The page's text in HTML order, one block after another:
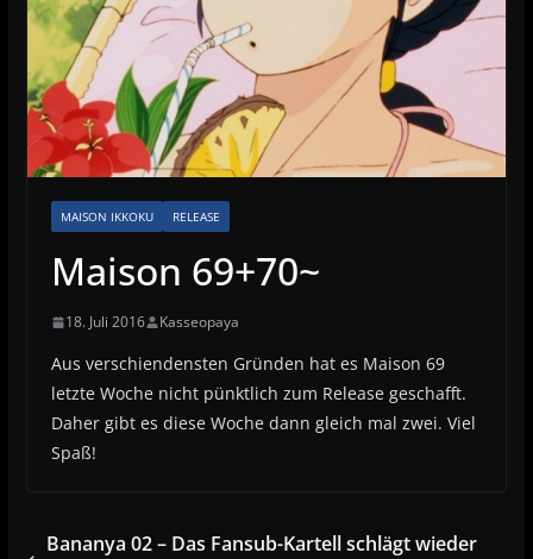
MAISON IKKOKU RELEASE
Maison 69+70~
18. Juli 2016 Kasseopaya
Aus verschiendensten Gründen hat es Maison 69
letzte Woche nicht pünktlich zum Release geschafft.
Daher gibt es diese Woche dann gleich mal zwei. Viel
Spaß!
Bananya 02 – Das Fansub-Kartell schlägt wieder